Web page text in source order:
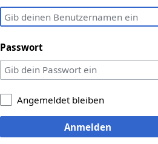
Passwort
Angemeldet bleiben
Anmelden